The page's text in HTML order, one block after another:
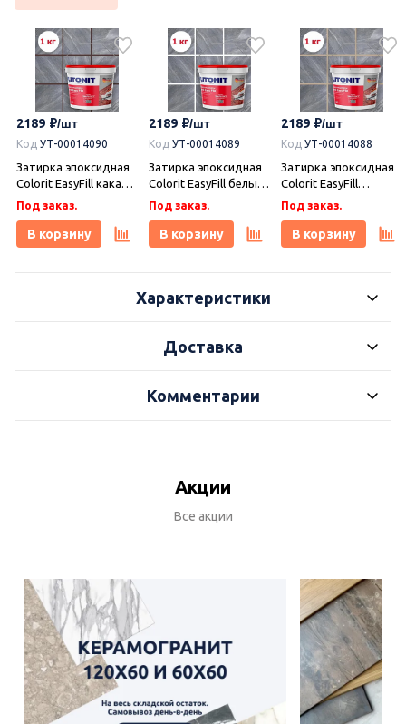
2189
Код УТ-00014090
Затирка эпоксидная
Colorit EasyFill какао 1
кг, Плитонит
Под заказ.
В корзину
2189
Код УТ-00014089
Затирка эпоксидная
Colorit EasyFill белый
1 кг, Плитонит
Под заказ.
В корзину
2189
Код УТ-00014088
Затирка эпоксидная
Colorit EasyFill
бежевый 1 кг,
Плитонит
Под заказ.
В корзину
Характеристики
Доставка
Комментарии
Акции
Все акции